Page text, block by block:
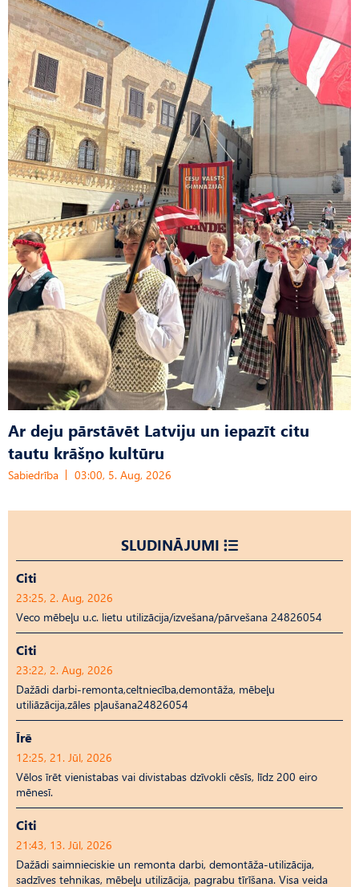
Ar deju pārstāvēt Latviju un iepazīt citu
tautu krāšņo kultūru
Sabiedrība 03:00, 5. Aug, 2026
SLUDINĀJUMI
Citi
23:25, 2. Aug, 2026
Veco mēbeļu u.c. lietu utilizācija/izvešana/pārvešana 24826054
Citi
23:22, 2. Aug, 2026
Dažādi darbi-remonta,celtniecība,demontāža, mēbeļu
utiliāzācija,zāles pļaušana24826054
Īrē
12:25, 21. Jūl, 2026
Vēlos īrēt vienistabas vai divistabas dzīvokli cēsīs, līdz 200 eiro
mēnesī.
Citi
21:43, 13. Jūl, 2026
Dažādi saimnieciskie un remonta darbi, demontāža-utilizācija,
sadzīves tehnikas, mēbeļu utilizācija, pagrabu tīrīšana. Visa veida